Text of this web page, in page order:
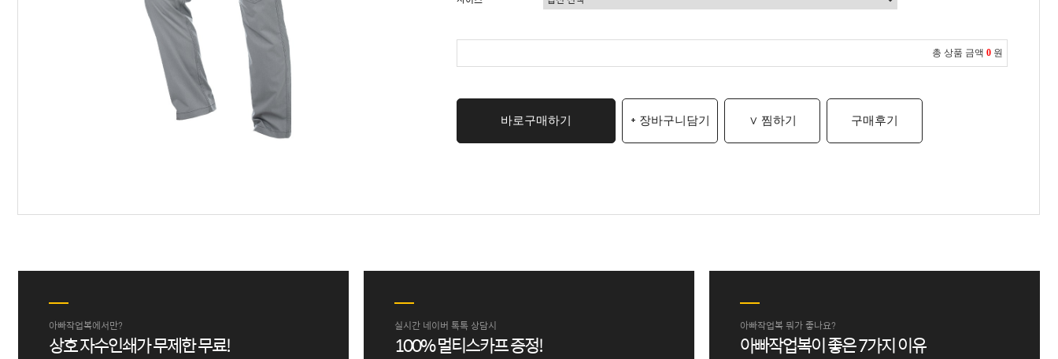
총 상품 금액 0 원
바로구매하기 + 장바구니담기 ∨ 찜하기 구매후기
아빠작업복에서만?
상호 자수인쇄가 무제한 무료!
실시간 네이버 톡톡 상담시
100% 멀티스카프 증정!
아빠작업복 뭐가 좋나요?
아빠작업복이 좋은 7가지 이유